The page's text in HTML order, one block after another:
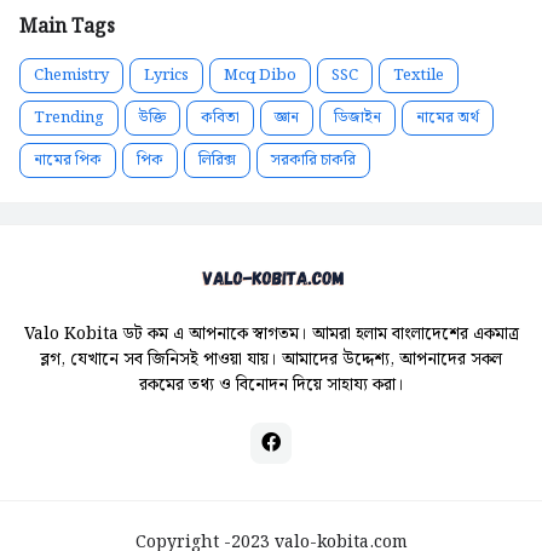
Main Tags
Chemistry Lyrics Mcq Dibo SSC
Textile
Trending
উক্তি কবিতা জ্ঞান ডিজাইন
নামের অর্থ
নামের পিক
পিক লিরিক্স সরকারি চাকরি
Valo Kobita ডট কম এ আপনাকে স্বাগতম। আমরা হলাম বাংলাদেশের একমাত্র
ব্লগ, যেখানে সব জিনিসই পাওয়া যায়। আমাদের উদ্দেশ্য, আপনাদের সকল
রকমের তথ্য ও বিনোদন দিয়ে সাহায্য করা।
Copyright -2023 valo-kobita.com